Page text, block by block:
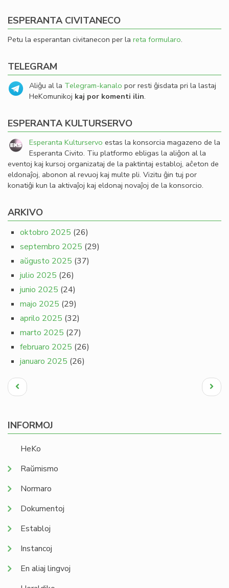
ESPERANTA CIVITANECO
Petu la esperantan civitanecon per la reta formularo.
TELEGRAM
Aliĝu al la Telegram-kanalo por resti ĝisdata pri la lastaj
HeKomunikoj kaj por komenti ilin.
ESPERANTA KULTURSERVO
Esperanta Kulturservo estas la konsorcia magazeno de la
Esperanta Civito. Tiu platformo ebligas la aliĝon al la
eventoj kaj kursoj organizataj de la paktintaj establoj, aĉeton de
eldonaĵoj, abonon al revuoj kaj multe pli. Vizitu ĝin tuj por
konatiĝi kun la aktivaĵoj kaj eldonaj novaĵoj de la konsorcio.
ARKIVO
oktobro 2025 (26)
septembro 2025 (29)
aŭgusto 2025 (37)
julio 2025 (26)
junio 2025 (24)
majo 2025 (29)
aprilo 2025 (32)
marto 2025 (27)
februaro 2025 (26)
januaro 2025 (26)
Pagination
Antaŭa
paĝo
Next
page
INFORMOJ
HeKo
Raŭmismo
Normaro
Dokumentoj
Establoj
Instancoj
En aliaj lingvoj